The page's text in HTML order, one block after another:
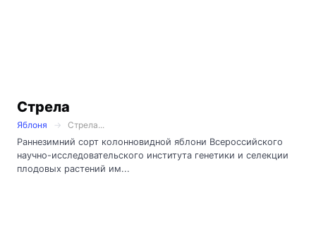
Стрела
Яблоня
Стрела...
Раннезимний сорт колонновидной яблони Всероссийского
научно-исследовательского института генетики и селекции
плодовых растений им...